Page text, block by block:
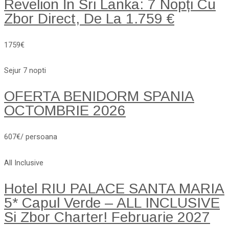
Revelion În Sri Lanka: 7 Nopți Cu
Zbor Direct, De La 1.759 €
1759€
Sejur 7 nopti
OFERTA BENIDORM SPANIA
OCTOMBRIE 2026
607€/ persoana
All Inclusive
Hotel RIU PALACE SANTA MARIA
5* Capul Verde – ALL INCLUSIVE
Si Zbor Charter! Februarie 2027